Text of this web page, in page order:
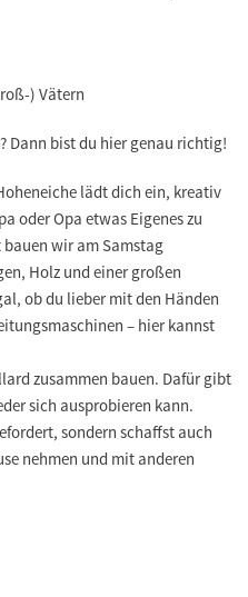
) Vätern
Dann bist du hier genau richtig!
lädt dich ein, kreativ
oder Opa etwas Eigenes zu
wir am Samstag
Holz und einer großen
ob du lieber mit den Händen
– hier kannst
zusammen bauen. Dafür gibt
sich ausprobieren kann.
sondern schaffst auch
nehmen und mit anderen